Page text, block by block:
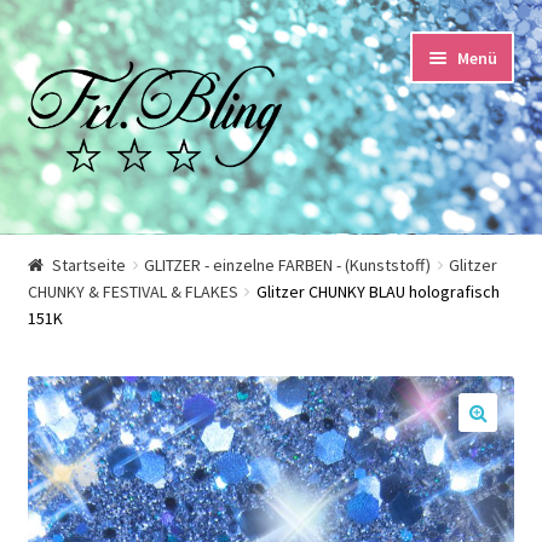
Zur
Navigation
springen
Springe
zum
Inhalt
Menü
Start
AGB und Kundeninformationen
Echtheit von Bewertungen
Impressum
Startseite GLITZER - einzelne FARBEN - (Kunststoff)
Glitzer
CHUNKY & FESTIVAL & FLAKES
Glitzer CHUNKY BLAU holografisch
151K
🔍